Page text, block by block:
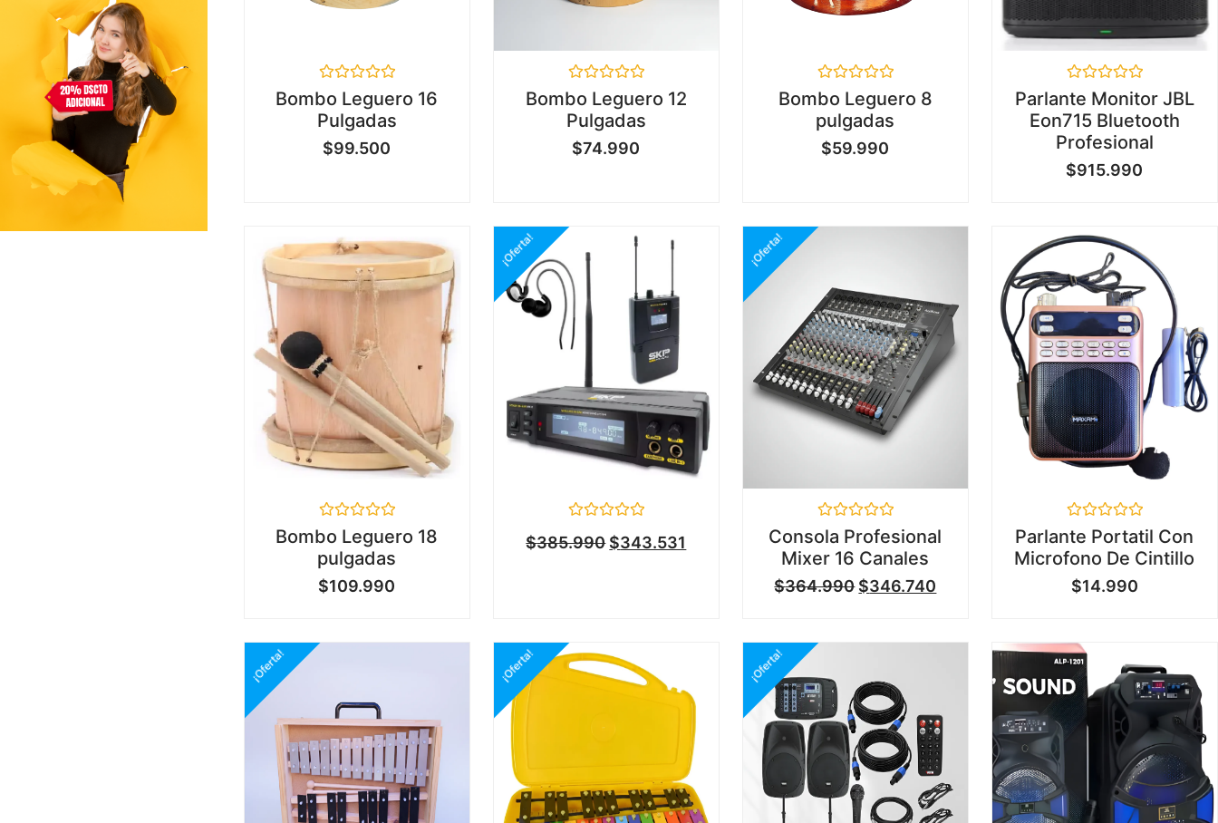
Valorado
en
0
5
Bombo Leguero 16
Pulgadas
$99.500
Valorado
en
0
5
Bombo Leguero 12
Pulgadas
$74.990
Valorado
en
0
de
5
Bombo Leguero 8
pulgadas
$59.990
Valorado
en
0
5
Parlante Monitor JBL
Eon715 Bluetooth
Profesional
$915.990
Valorado
en
0
de
5
Bombo Leguero 18
pulgadas
$109.990
¡Oferta!
en
$385.990 $343.531
¡Oferta!
Valorado
en
0
de
5
Consola Profesional
Mixer 16 Canales
$364.990 $346.740
Valorado
en
0
de
5
Parlante Portatil Con
Microfono De Cintillo
$14.990
¡Oferta! ¡Oferta! ¡Oferta!